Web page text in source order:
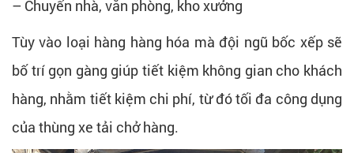
– Chuyển nhà, văn phòng, kho xưởng
Tùy vào loại hàng hàng hóa mà đội ngũ bốc xếp sẽ
bố trí gọn gàng giúp tiết kiệm không gian cho khách
hàng, nhằm tiết kiệm chi phí, từ đó tối đa công dụng
của thùng xe tải chở hàng.